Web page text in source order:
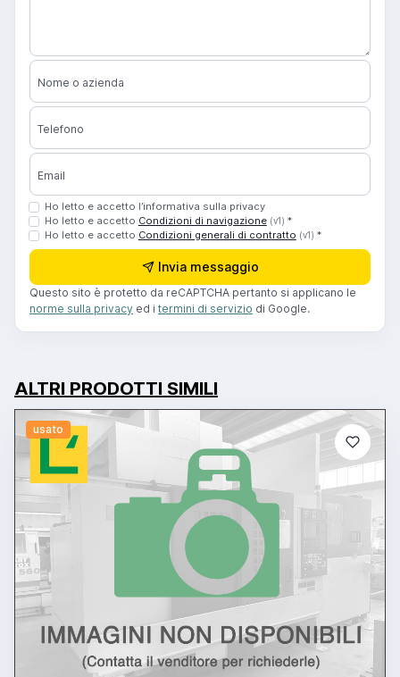
Nome o azienda
Telefono
Email
Ho letto e accetto l’informativa sulla privacy
Ho letto e accetto Condizioni di navigazione (v1) *
Ho letto e accetto Condizioni generali di contratto (v1) *
Invia messaggio
Questo sito è protetto da reCAPTCHA pertanto si applicano le
norme sulla privacy ed i termini di servizio di Google.
ALTRI PRODOTTI SIMILI
usato